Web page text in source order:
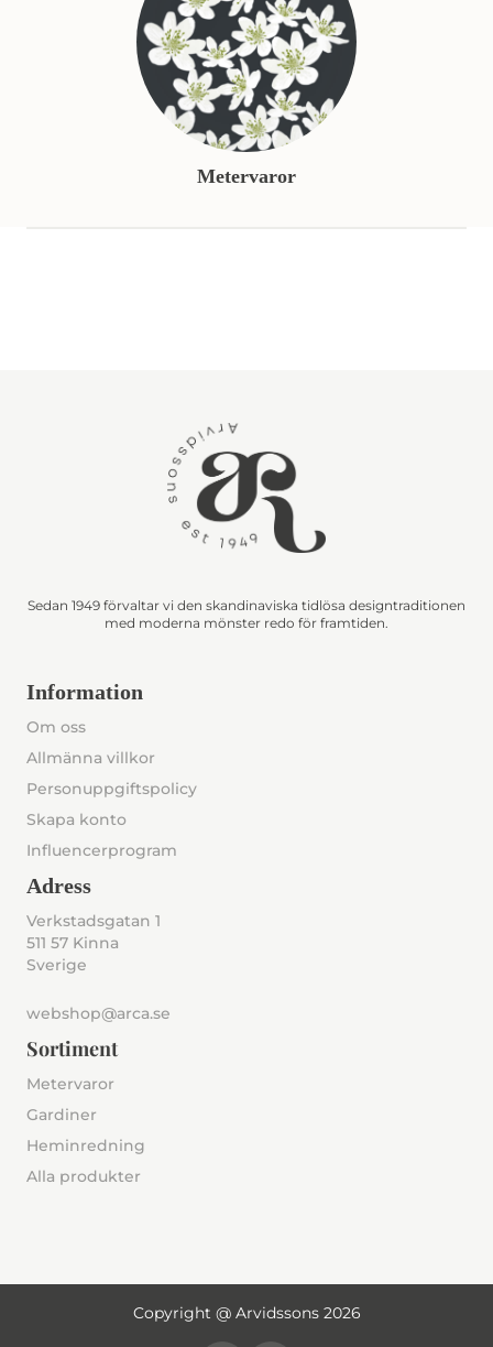
Metervaror
Sedan 1949 förvaltar vi den skandinaviska tidlösa designtraditionen
med moderna mönster redo för framtiden.
Information
Om oss
Allmänna villkor
Personuppgiftspolicy
Skapa konto
Influencerprogram
Adress
Verkstadsgatan 1
511 57 Kinna
Sverige
webshop@arca.se
Sortiment
Metervaror
Gardiner
Heminredning
Alla produkter
Copyright @ Arvidssons 2026